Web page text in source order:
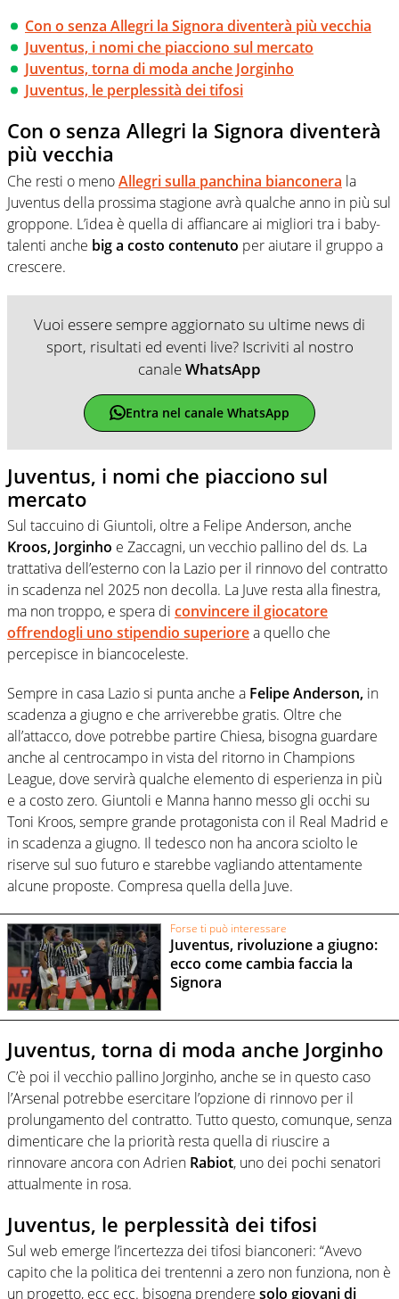
Con o senza Allegri la Signora diventerà più vecchia
Juventus, i nomi che piacciono sul mercato
Juventus, torna di moda anche Jorginho
Juventus, le perplessità dei tifosi
Con o senza Allegri la Signora diventerà
più vecchia
Che resti o menoAllegri sulla panchina bianconera la
Juventus della prossima stagione avrà qualche anno in più sul
groppone. L’idea è quella di affiancare ai migliori tra i baby-
talenti anche big a costo contenuto per aiutare il gruppo a
crescere.
Vuoi essere sempre aggiornato su ultime news di
sport, risultati ed eventi live? Iscriviti al nostro
canaleWhatsApp
Entra nel canale WhatsApp
Juventus, i nomi che piacciono sul
mercato
Sul taccuino di Giuntoli, oltre a Felipe Anderson, anche
Kroos, Jorginho e Zaccagni, un vecchio pallino del ds. La
trattativa dell’esterno con la Lazio per il rinnovo del contratto
in scadenza nel 2025 non decolla. La Juve resta alla finestra,
ma non troppo, e spera di convincere il giocatore
offrendogli uno stipendio superiorea quello che
percepisce in biancoceleste.
Sempre in casa Lazio si punta anche a Felipe Anderson, in
scadenza a giugno e che arriverebbe gratis. Oltre che
all’attacco, dove potrebbe partire Chiesa, bisogna guardare
anche al centrocampo in vista del ritorno in Champions
League, dove servirà qualche elemento di esperienza in più
e a costo zero. Giuntoli e Manna hanno messo gli occhi su
Toni Kroos, sempre grande protagonista con il Real Madrid e
in scadenza a giugno. Il tedesco non ha ancora sciolto le
riserve sul suo futuro e starebbe vagliando attentamente
alcune proposte. Compresa quella della Juve.
Forse ti può interessare
Juventus, rivoluzione a giugno:
ecco come cambia faccia la
Signora
Juventus, torna di moda anche Jorginho
C’è poi il vecchio pallino Jorginho, anche se in questo caso
l’Arsenal potrebbe esercitare l’opzione di rinnovo per il
prolungamento del contratto. Tutto questo, comunque, senza
dimenticare che la priorità resta quella di riuscire a
rinnovare ancora con Adrien Rabiot, uno dei pochi senatori
attualmente in rosa.
Juventus, le perplessità dei tifosi
Sul web emerge l’incertezza dei tifosi bianconeri: “Avevo
capito che la politica dei trentenni a zero non funziona, non è
un progetto, ecc ecc. bisogna prendere solo giovani di